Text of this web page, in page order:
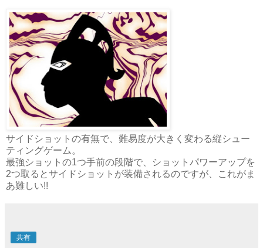
サイドショットの有無で、難易度が大きく変わる縦シュー
ティングゲーム。
最強ショットの1つ手前の段階で、ショットパワーアップを
2つ取るとサイドショットが装備されるのですが、これがま
あ難しい!!
共有